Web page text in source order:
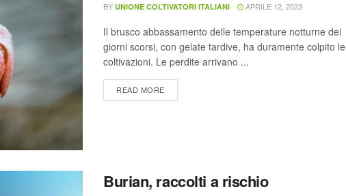
BY UNIONE COLTIVATORI ITALIANI APRILE 12, 2023
Il brusco abbassamento delle temperature notturne dei
giorni scorsi, con gelate tardive, ha duramente colpito le
coltivazioni. Le perdite arrivano ...
READ MORE
Burian, raccolti a rischio